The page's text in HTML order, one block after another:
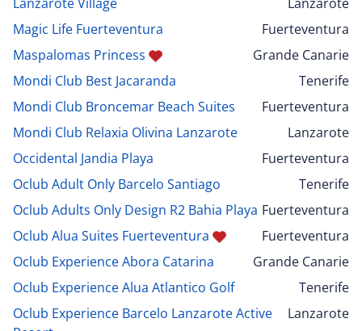
Magic Life Fuerteventura
Fuerteventura
Maspalomas Princess
Grande Canarie
Mondi Club Best Jacaranda
Tenerife
Mondi Club Broncemar Beach Suites
Fuerteventura
Mondi Club Relaxia Olivina Lanzarote
Lanzarote
Occidental Jandia Playa
Fuerteventura
Oclub Adult Only Barcelo Santiago
Tenerife
Oclub Adults Only Design R2 Bahia Playa Fuerteventura
Oclub Alua Suites Fuerteventura
Fuerteventura
Oclub Experience Abora Catarina
Grande Canarie
Oclub Experience Alua Atlantico Golf
Tenerife
Oclub Experience Barcelo Lanzarote Active
Lanzarote